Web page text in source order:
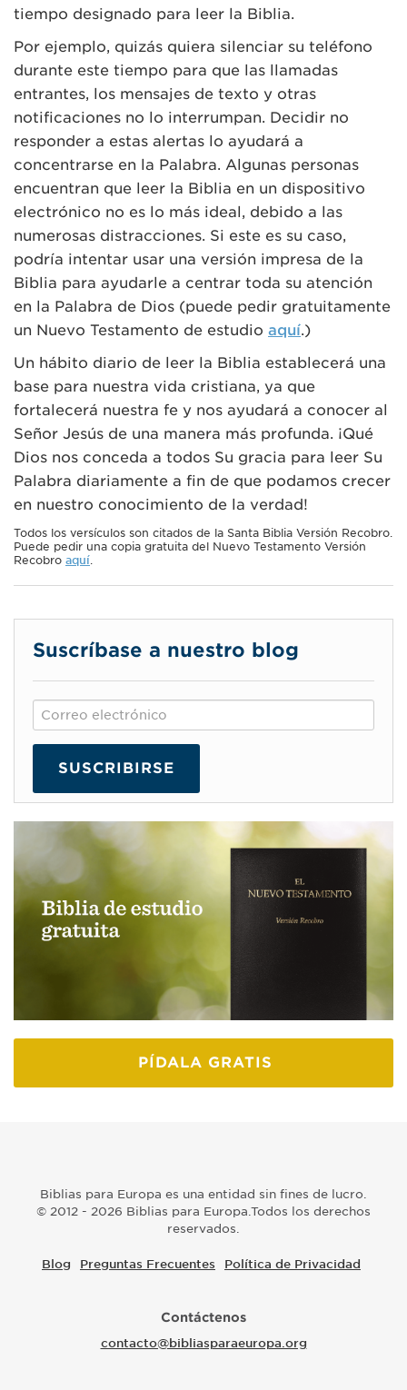
tiempo designado para leer la Biblia.
Por ejemplo, quizás quiera silenciar su teléfono
durante este tiempo para que las llamadas
entrantes, los mensajes de texto y otras
notificaciones no lo interrumpan. Decidir no
responder a estas alertas lo ayudará a
concentrarse en la Palabra. Algunas personas
encuentran que leer la Biblia en un dispositivo
electrónico no es lo más ideal, debido a las
numerosas distracciones. Si este es su caso,
podría intentar usar una versión impresa de la
Biblia para ayudarle a centrar toda su atención
en la Palabra de Dios (puede pedir gratuitamente
un Nuevo Testamento de estudio aquí.)
Un hábito diario de leer la Biblia establecerá una
base para nuestra vida cristiana, ya que
fortalecerá nuestra fe y nos ayudará a conocer al
Señor Jesús de una manera más profunda. ¡Qué
Dios nos conceda a todos Su gracia para leer Su
Palabra diariamente a fin de que podamos crecer
en nuestro conocimiento de la verdad!
Todos los versículos son citados de la Santa Biblia Versión Recobro.
Puede pedir una copia gratuita del Nuevo Testamento Versión
Recobro aquí.
Suscríbase a nuestro blog
SUSCRIBIRSE
PÍDALA GRATIS
Biblias para Europa es una entidad sin fines de lucro.
© 2012 - 2026 Biblias para Europa.Todos los derechos
reservados.
Blog Preguntas Frecuentes Política de Privacidad
Contáctenos
contacto@bibliasparaeuropa.org